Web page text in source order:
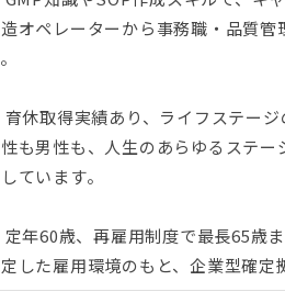
オペレーターから事務職・品質
休取得実績あり、ライフステージ
も男性も、人生のあらゆるステ
ています。
年60歳、再雇用制度で最長65歳
した雇用環境のもと、企業型確定